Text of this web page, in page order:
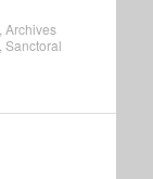
Archives
Sanctoral